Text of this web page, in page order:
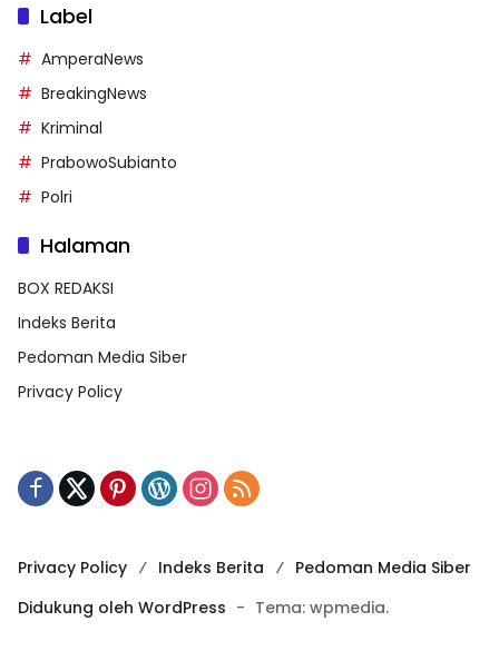
Label
AmperaNews
BreakingNews
Kriminal
PrabowoSubianto
Polri
Halaman
BOX REDAKSI
Indeks Berita
Pedoman Media Siber
Privacy Policy
Privacy Policy Indeks Berita
Pedoman Media Siber
Didukung oleh WordPress - Tema: wpmedia.